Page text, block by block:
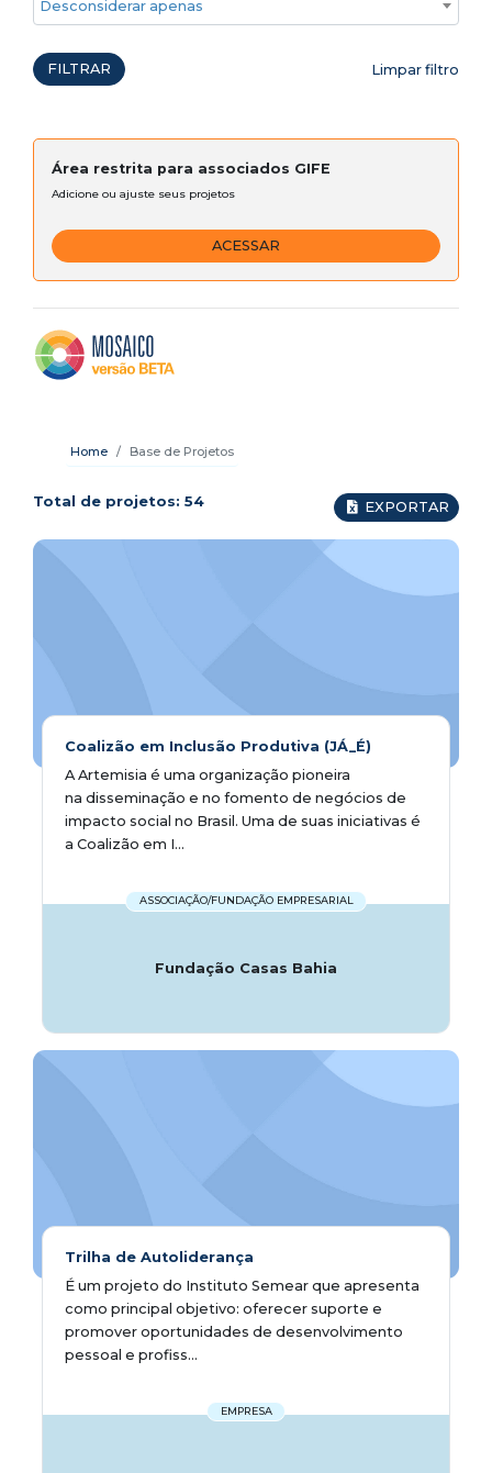
FILTRAR Limpar filtro
Área restrita para associados GIFE
Adicione ou ajuste seus projetos
ACESSAR
Home Base de Projetos
Total de projetos: 54 EXPORTAR
Coalizão em Inclusão Produtiva (JÁ_É)
A Artemisia é uma organização pioneira
na disseminação e no fomento de negócios de
impacto social no Brasil. Uma de suas iniciativas é
a Coalizão em I...
ASSOCIAÇÃO/FUNDAÇÃO EMPRESARIAL
Fundação Casas Bahia
Trilha de Autoliderança
É um projeto do Instituto Semear que apresenta
como principal objetivo: oferecer suporte e
promover oportunidades de desenvolvimento
pessoal e profiss...
EMPRESA